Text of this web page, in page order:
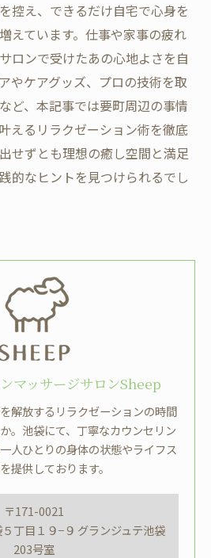
控え、できるだけ自宅で心身を
えています。仕事や家事の疲れ
ロンで受けたあの心地よさを自
やケアグッズ、プロの技術を取
ど、本記事では要町周辺の事情
えるリラクゼーション術を徹底
せずとも理想の癒し空間と満足
的なヒントを見つけられるでし
マッサージサロンSheep
解放するリラクゼーションの時間
。池袋にて、丁寧なカウンセリン
人ひとりの身体の状態やライフス
提供しております。
〒171-0021
丁目１９−９ グランジュテ池袋
203号室